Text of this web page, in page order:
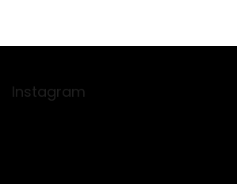
Instagram